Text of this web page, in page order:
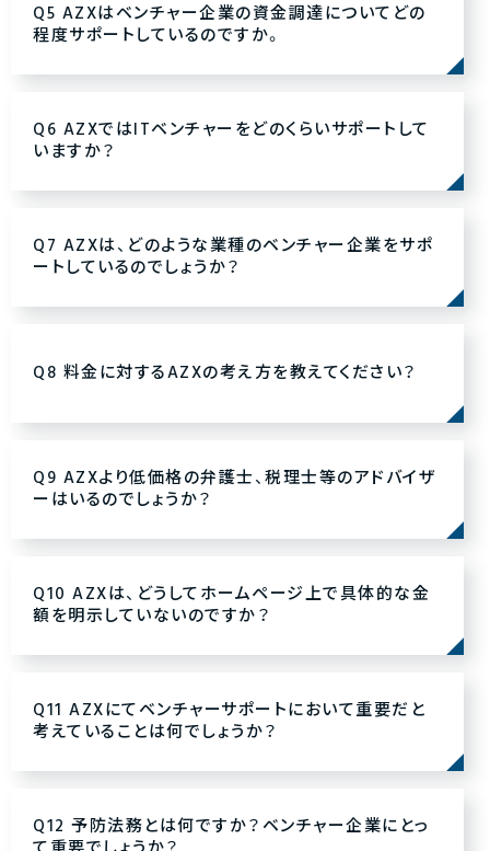
Q5 AZXはベンチャー企業の資金調達についてどの
程度サポートしているのですか。
Q6 AZXではITベンチャーをどのくらいサポートして
いますか？
Q7 AZXは、どのような業種のベンチャー企業をサポ
ートしているのでしょうか？
Q8 料金に対するAZXの考え方を教えてください？
Q9 AZXより低価格の弁護士、税理士等のアドバイザ
ーはいるのでしょうか？
Q10 AZXは、どうしてホームページ上で具体的な金
額を明示していないのですか？
Q11 AZXにてベンチャーサポートにおいて重要だと
考えていることは何でしょうか？
Q12 予防法務とは何ですか？ベンチャー企業にとっ